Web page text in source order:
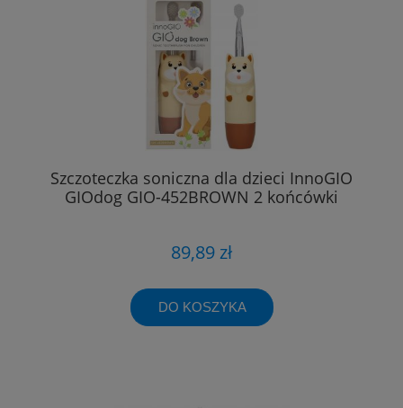
Szczoteczka soniczna dla dzieci InnoGIO
GIOdog GIO-452BROWN 2 końcówki
89,89 zł
DO KOSZYKA